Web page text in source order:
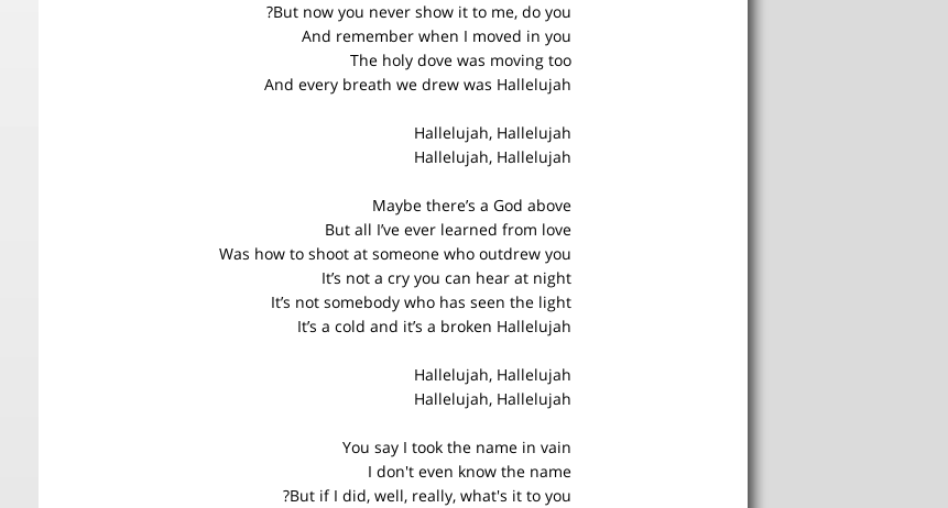
But now you never show it to me, do you?
And remember when I moved in you
The holy dove was moving too
And every breath we drew was Hallelujah
Hallelujah, Hallelujah
Hallelujah, Hallelujah
Maybe there’s a God above
But all I’ve ever learned from love
Was how to shoot at someone who outdrew you
It’s not a cry you can hear at night
It’s not somebody who has seen the light
It’s a cold and it’s a broken Hallelujah
Hallelujah, Hallelujah
Hallelujah, Hallelujah
You say I took the name in vain
I don't even know the name
But if I did, well, really, what's it to you?